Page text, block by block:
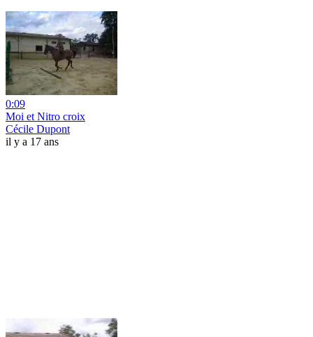
0:09
Moi et Nitro croix
Cécile Dupont
il y a 17 ans